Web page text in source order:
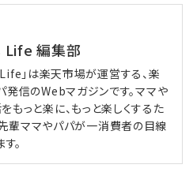
Life 編集部
」は楽天市場が運営する、楽
発信のWebマガジンです。ママや
もっと楽に、もっと楽しくするた
輩ママやパパが一消費者の目線
。